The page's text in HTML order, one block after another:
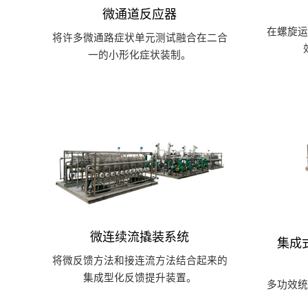
微通道反应器
将许多微通路症状单元测试融合在二合
一的小形化症状装制。
在螺旋
微连续流撬装系统
将微反馈方法和接连流方法结合起来的
集成型化反馈提升装置。
集成
多功效